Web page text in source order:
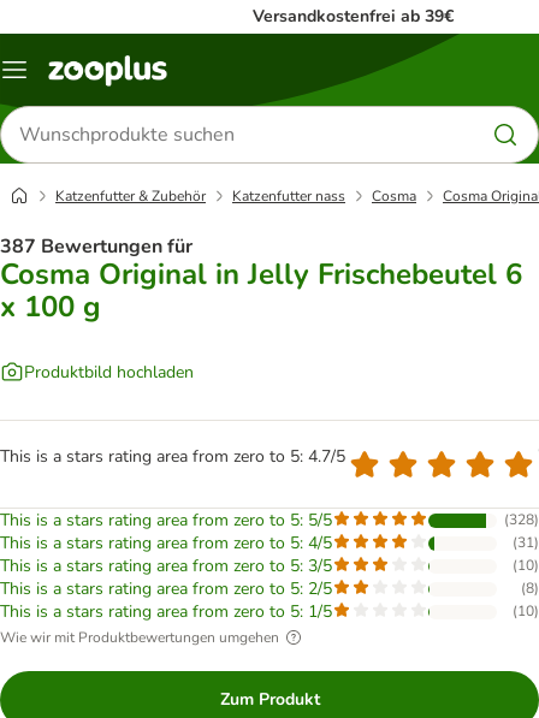
Versandkostenfrei ab 39€
Menü
Produkte
suchen
Katzenfutter & Zubehör Katzenfutter nass Cosma Cosma
387 Bewertungen für
Cosma Original in Jelly Frischebeutel 6
x 100 g
Produktbild hochladen
This is a stars rating area from zero to 5: 4.7/5
This is a stars rating area from zero to 5: 5/5 (328)
This is a stars rating area from zero to 5: 4/5 (31)
This is a stars rating area from zero to 5: 3/5 (10)
This is a stars rating area from zero to 5: 2/5 (8)
This is a stars rating area from zero to 5: 1/5 (10)
Wie wir mit Produktbewertungen umgehen
Zum Produkt